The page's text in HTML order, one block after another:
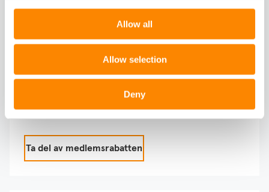
Allow all
Allow selection
Deny
Medlemspris hos Radea
Som medlem i Fastighetsägarna Stockholm får
du medlemsrabatt på mätpaket hos Radea för
innehåller två mätdosor.
Ta del av medlemsrabatten